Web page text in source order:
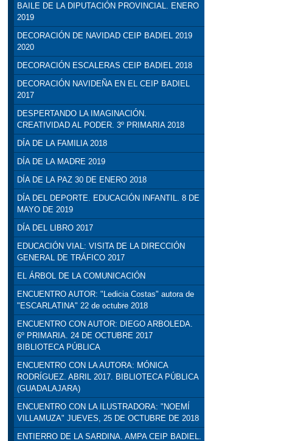
BAILE DE LA DIPUTACIÓN PROVINCIAL. ENERO
2019
DECORACIÓN DE NAVIDAD CEIP BADIEL 2019
2020
DECORACIÓN ESCALERAS CEIP BADIEL 2018
DECORACIÓN NAVIDEÑA EN EL CEIP BADIEL
2017
DESPERTANDO LA IMAGINACIÓN.
CREATIVIDAD AL PODER. 3º PRIMARIA 2018
DÍA DE LA FAMILIA 2018
DÍA DE LA MADRE 2019
DÍA DE LA PAZ 30 DE ENERO 2018
DÍA DEL DEPORTE. EDUCACIÓN INFANTIL. 8 DE
MAYO DE 2019
DÍA DEL LIBRO 2017
EDUCACIÓN VIAL: VISITA DE LA DIRECCIÓN
GENERAL DE TRÁFICO 2017
EL ÁRBOL DE LA COMUNICACIÓN
ENCUENTRO AUTOR: "Ledicia Costas" autora de
"ESCARLATINA" 22 de octubre 2018
ENCUENTRO CON AUTOR: DIEGO ARBOLEDA.
6º PRIMARIA. 24 DE OCTUBRE 2017
BIBLIOTECA PÚBLICA
ENCUENTRO CON LA AUTORA: MÓNICA
RODRÍGUEZ. ABRIL 2017. BIBLIOTECA PÚBLICA
(GUADALAJARA)
ENCUENTRO CON LA ILUSTRADORA: "NOEMÍ
VILLAMUZA" JUEVES, 25 DE OCTUBRE DE 2018
ENTIERRO DE LA SARDINA. AMPA CEIP BADIEL.